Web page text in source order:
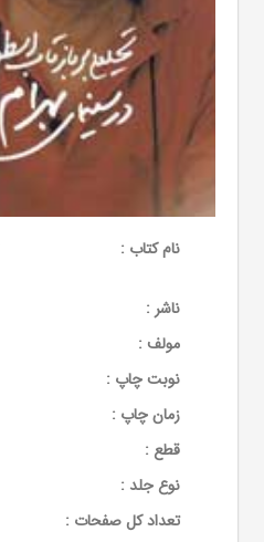
نام کتاب :
ناشر :
مولف :
نوبت چاپ :
زمان چاپ :
قطع :
نوع جلد :
تعداد کل صفحات :